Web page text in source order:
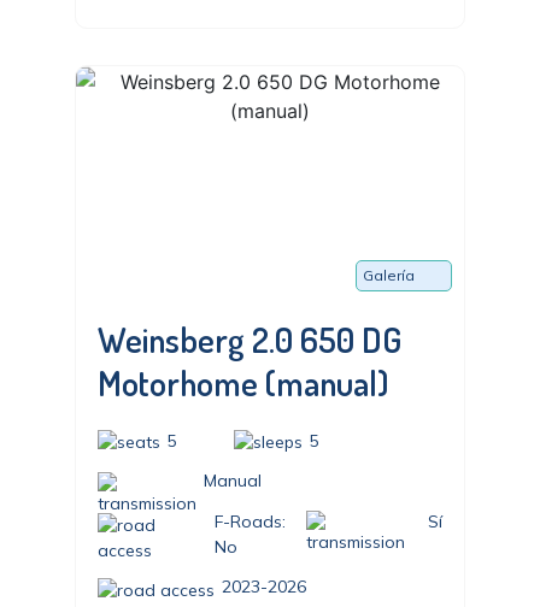
Galería
Weinsberg 2.0 650 DG
Motorhome (manual)
5
5
Manual
F-Roads:
No
Sí
2023-2026